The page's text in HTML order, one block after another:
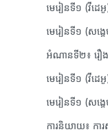
អំណានទី២៖ រឿង
ការនិយាយ៖ ការ